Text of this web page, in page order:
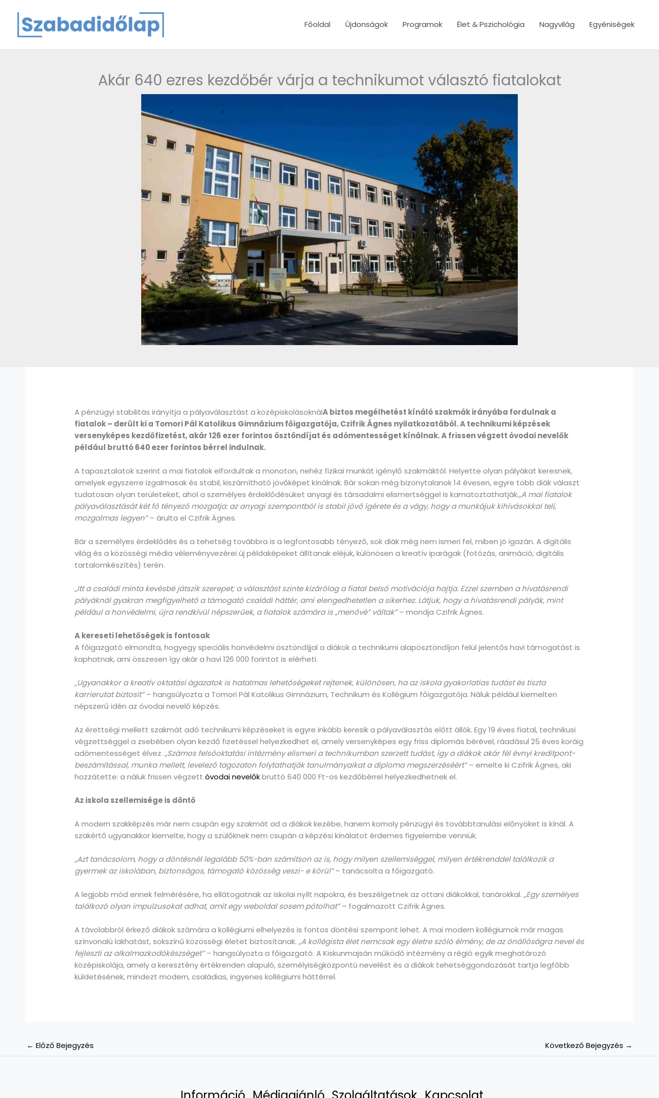
content
Főoldal Újdonságok Programok Élet & Pszichológia Nagyvilág Egyéniségek
Akár 640 ezres kezdőbér várja a technikumot választó fiatalokat
A pénzügyi stabilitás irányítja a pályaválasztást a középiskolásoknálA biztos megélhetést kínáló szakmák irányába fordulnak a
fiatalok – derült ki a Tomori Pál Katolikus Gimnázium főigazgatója, Czifrik Ágnes nyilatkozatából. A technikumi képzések
versenyképes kezdőfizetést, akár 126 ezer forintos ösztöndíjat és adómentességet kínálnak. A frissen végzett óvodai nevelők
például bruttó 640 ezer forintos bérrel indulnak.
A tapasztalatok szerint a mai fiatalok elfordultak a monoton, nehéz fizikai munkát igénylő szakmáktól. Helyette olyan pályákat keresnek,
amelyek egyszerre izgalmasak és stabil, kiszámítható jövőképet kínálnak. Bár sokan még bizonytalanok 14 évesen, egyre több diák választ
tudatosan olyan területeket, ahol a személyes érdeklődésüket anyagi és társadalmi elismertséggel is kamatoztathatják.„A mai fiatalok
pályaválasztását két fő tényező mozgatja: az anyagi szempontból is stabil jövő ígérete és a vágy, hogy a munkájuk kihívásokkal teli,
mozgalmas legyen”– árulta el Czifrik Ágnes.
Bár a személyes érdeklődés és a tehetség továbbra is a legfontosabb tényező, sok diák még nem ismeri fel, miben jó igazán. A digitális
világ és a közösségi média véleményvezérei új példaképeket állítanak eléjük, különösen a kreatív iparágak (fotózás, animáció, digitális
tartalomkészítés) terén.
„Itt a családi minta kevésbé játszik szerepet; a választást szinte kizárólag a fiatal belső motivációja hajtja. Ezzel szemben a hivatásrendi
pályáknál gyakran megfigyelhető a támogató családi háttér, ami elengedhetetlen a sikerhez. Látjuk, hogy a hivatásrendi pályák, mint
például a honvédelmi, újra rendkívül népszerűek, a fiatalok számára is „menővé” váltak”– mondja Czifrik Ágnes.
A kereseti lehetőségek is fontosak
A főigazgató elmondta, hogyegy speciális honvédelmi ösztöndíjjal a diákok a technikumi alapösztöndíjon felül jelentős havi támogatást is
kaphatnak, ami összesen így akár a havi 126 000 forintot is elérheti.
„Ugyanakkor a kreatív oktatási ágazatok is hatalmas lehetőségeket rejtenek, különösen, ha az iskola gyakorlatias tudást és tiszta
karrierutat biztosít”– hangsúlyozta a Tomori Pál Katolikus Gimnázium, Technikum és Kollégium főigazgatója. Náluk például kiemelten
népszerű idén az óvodai nevelő képzés.
Az érettségi mellett szakmát adó technikumi képzéseket is egyre inkább keresik a pályaválasztás előtt állók. Egy 19 éves fiatal, technikusi
végzettséggel a zsebében olyan kezdő fizetéssel helyezkedhet el, amely versenyképes egy friss diplomás bérével, ráadásul 25 éves koráig
adómentességet élvez.„Számos felsőoktatási intézmény elismeri a technikumban szerzett tudást, így a diákok akár fél évnyi kreditpont-
beszámítással, munka mellett, levelező tagozaton folytathatják tanulmányaikat a diploma megszerzéséért”– emelte ki Czifrik Ágnes, aki
hozzátette: a náluk frissen végzettóvodai nevelőkbruttó 640 000 Ft-os kezdőbérrel helyezkedhetnek el.
Az iskola szellemisége is döntő
A modern szakképzés már nem csupán egy szakmát ad a diákok kezébe, hanem komoly pénzügyi és továbbtanulási előnyöket is kínál. A
szakértő ugyanakkor kiemelte, hogy a szülőknek nem csupán a képzési kínálatot érdemes figyelembe venniük.
„Azt tanácsolom, hogy a döntésnél legalább 50%-ban számítson az is, hogy milyen szellemiséggel, milyen értékrenddel találkozik a
gyermek az iskolában, biztonságos, támogató közösség veszi- e körül”– tanácsolta a főigazgató.
A legjobb mód ennek felmérésére, ha ellátogatnak az iskolai nyílt napokra, és beszélgetnek az ottani diákokkal, tanárokkal.„Egy személyes
találkozó olyan impulzusokat adhat, amit egy weboldal sosem pótolhat”– fogalmazott Czifrik Ágnes.
A távolabbról érkező diákok számára a kollégiumi elhelyezés is fontos döntési szempont lehet. A mai modern kollégiumok már magas
színvonalú lakhatást, sokszínű közösségi életet biztosítanak.„A kollégista élet nemcsak egy életre szóló élmény, de az önállóságra nevel és
fejleszti az alkalmazkodókészséget”– hangsúlyozta a főigazgató. A Kiskunmajsán működő intézmény a régió egyik meghatározó
középiskolája, amely a keresztény értékrenden alapuló, személyiségközpontú nevelést és a diákok tehetséggondozását tartja legfőbb
küldetésének, mindezt modern, családias, ingyenes kollégiumi háttérrel.
← Előző Bejegyzés Következő Bejegyzés →